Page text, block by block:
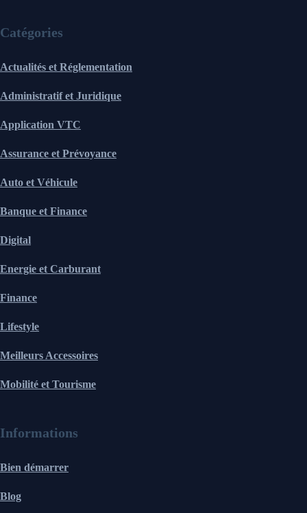
Catégories
Actualités et Réglementation
Administratif et Juridique
Application VTC
Assurance et Prévoyance
Auto et Véhicule
Banque et Finance
Digital
Energie et Carburant
Finance
Lifestyle
Meilleurs Accessoires
Mobilité et Tourisme
Informations
Bien démarrer
Blog